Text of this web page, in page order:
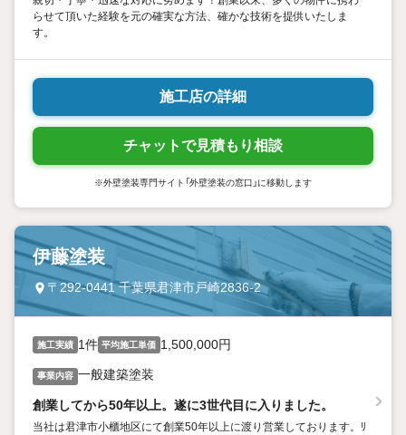
らせて頂いた経験を元の確実な方法、確かな技術を提供いたしま
す。
施工店の詳細
チャットで見積もり相談
※外壁塗装専門サイト「外壁塗装の窓口」に移動します
伊藤塗装
〒292-0441 千葉県君津市戸崎2836-2
施工実績 1件 平均施工単価 1,500,000円
事業内容 一般建築塗装
創業してから50年以上。遂に3世代目に入りました。
当社は君津市小櫃地区にて創業50年以上に渡り営業しております。ﾘ